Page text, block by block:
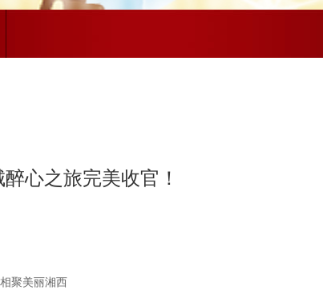
心之旅完美收官！
聚美丽湘西